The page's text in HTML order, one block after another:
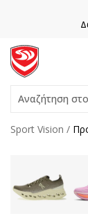
Αναζήτηση
Sport Vision